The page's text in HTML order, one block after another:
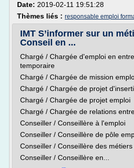
Date: 2019-02-11 19:51:28
Thèmes liés : responsable emploi
IMT S’informer sur un
Conseil en ...
Chargé / Chargée d'emploi en
temporaire
Chargé / Chargée de mission
Chargé / Chargée de projet
Chargé / Chargée de projet emploi
Chargé / Chargée de relations
Conseiller / Conseillère à l'emploi
Conseiller / Conseillère de pôle
Conseiller / Conseillère des métiers
Conseiller / Conseillère en...